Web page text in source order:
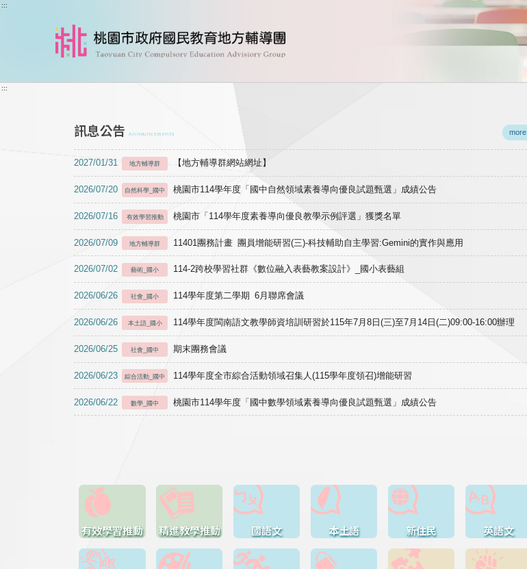
跳到主要內容
:::
:::
訊息公告 Announcements more
2027/01/31 地方輔導群 【地方輔導群網站網址】
2026/07/20 自然科學_國中 桃園市114學年度「國中自然領域素養導向優良試題甄選」成績公告
2026/07/16 有效學習推動 桃園市「114學年度素養導向優良教學示例評選」獲獎名單
2026/07/09 地方輔導群 11401團務計畫 團員增能研習(三)-科技輔助自主學習:Gemini的實作與應用
2026/07/02 藝術_國小 114-2跨校學習社群《數位融入表藝教案設計》_國小表藝組
2026/06/26 社會_國小 114學年度第二學期 6月聯席會議
2026/06/26 本土語_國小 114學年度閩南語文教學師資培訓研習於115年7月8日(三)至7月14日(二)09:00-16:00辦理
2026/06/25 社會_國中 期末團務會議
2026/06/23 綜合活動_國中 114學年度全市綜合活動領域召集人(115學年度領召)增能研習
2026/06/22 數學_國中 桃園市114學年度「國中數學領域素養導向優良試題甄選」成績公告
有效學習推動 精進教學推動 國語文 本土語 新住民 英語文